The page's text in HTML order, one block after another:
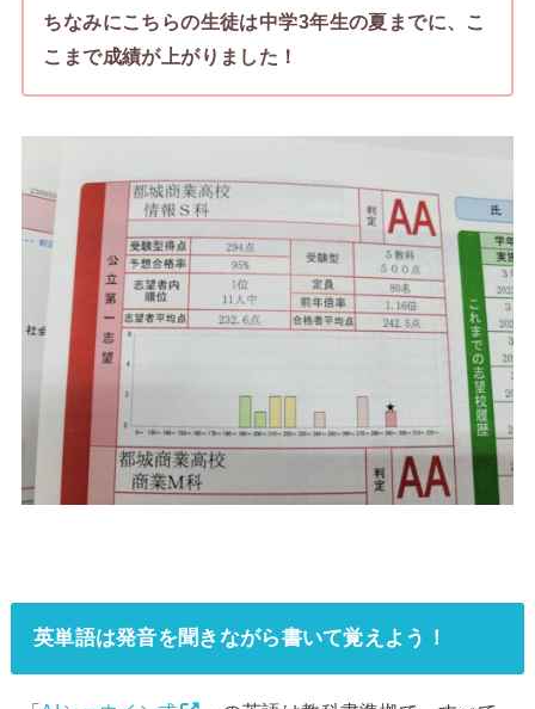
ちなみにこちらの生徒は中学3年生の夏までに、こ
こまで成績が上がりました！
英単語は発音を聞きながら書いて覚えよう！